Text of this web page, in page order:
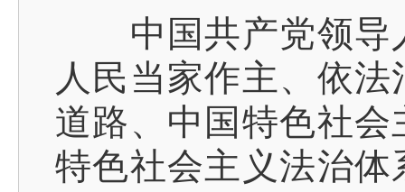
中国共产党领导
人民当家作主、依
道路、中国特色社
特色社会主义法治